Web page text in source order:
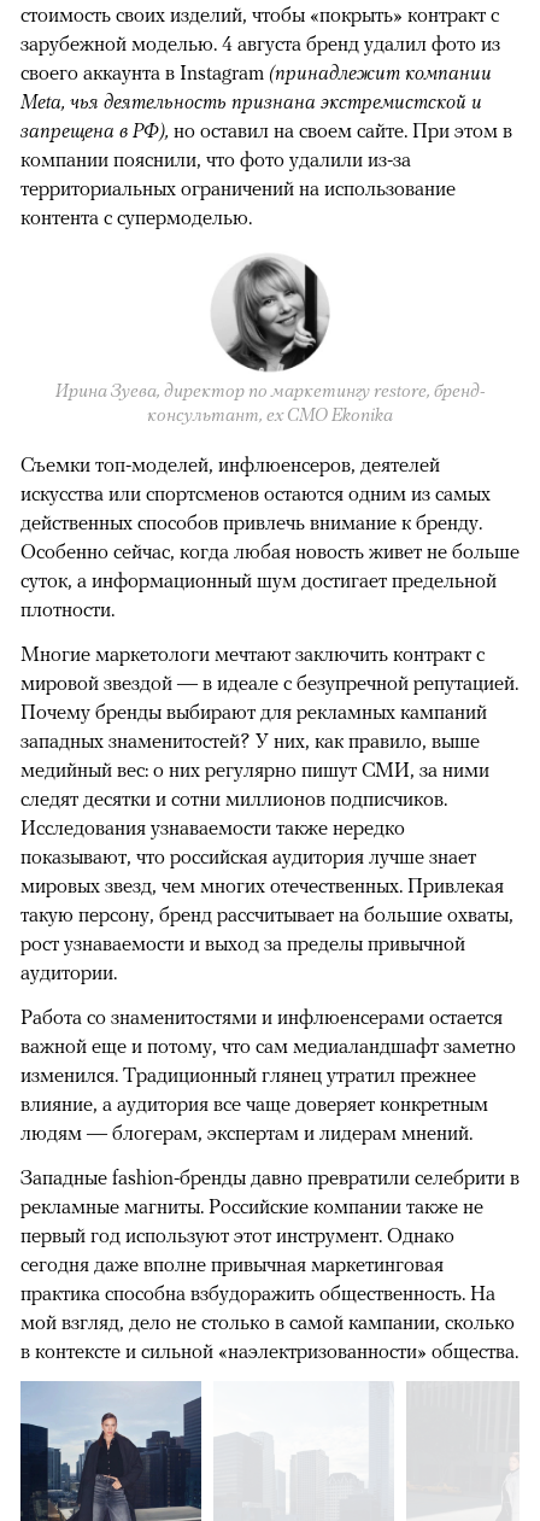
стоимость своих изделий, чтобы «покрыть» контракт с
зарубежной моделью. 4 августа бренд удалил фото из
своего аккаунта в Instagram (принадлежит компании
Meta, чья деятельность признана экстремистской и
запрещена в РФ), но оставил на своем сайте. При этом в
компании пояснили, что фото удалили из-за
территориальных ограничений на использование
контента с супермоделью.
Ирина Зуева, директор по маркетингу restore, бренд-
консультант, eх CMO Ekonika
Съемки топ-моделей, инфлюенсеров, деятелей
искусства или спортсменов остаются одним из самых
действенных способов привлечь внимание к бренду.
Особенно сейчас, когда любая новость живет не больше
суток, а информационный шум достигает предельной
плотности.
Многие маркетологи мечтают заключить контракт с
мировой звездой — в идеале с безупречной репутацией.
Почему бренды выбирают для рекламных кампаний
западных знаменитостей? У них, как правило, выше
медийный вес: о них регулярно пишут СМИ, за ними
следят десятки и сотни миллионов подписчиков.
Исследования узнаваемости также нередко
показывают, что российская аудитория лучше знает
мировых звезд, чем многих отечественных. Привлекая
такую персону, бренд рассчитывает на большие охваты,
рост узнаваемости и выход за пределы привычной
аудитории.
Работа со знаменитостями и инфлюенсерами остается
важной еще и потому, что сам медиаландшафт заметно
изменился. Традиционный глянец утратил прежнее
влияние, а аудитория все чаще доверяет конкретным
людям — блогерам, экспертам и лидерам мнений.
Западные fashion-бренды давно превратили селебрити в
рекламные магниты. Российские компании также не
первый год используют этот инструмент. Однако
сегодня даже вполне привычная маркетинговая
практика способна взбудоражить общественность. На
мой взгляд, дело не столько в самой кампании, сколько
в контексте и сильной «наэлектризованности» общества.